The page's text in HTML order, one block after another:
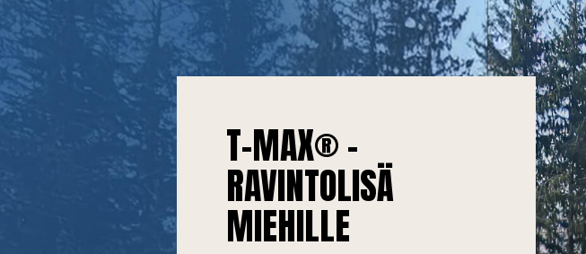
T-MAX® -
RAVINTOLISÄ
MIEHILLE